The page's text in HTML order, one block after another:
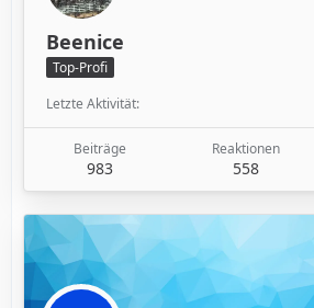
Beenice
Top-Profi
Letzte Aktivität
Beiträge
983
Reaktionen
558